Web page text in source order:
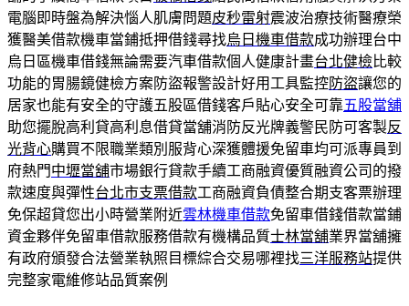
電腦即時盤為解決惱人肌膚問題皮秒雷射震波治療技術醫療榮
獲醫美借款機車當鋪抵押借錢尋找烏日機車借款成功辦理台中
烏日區機車借錢無論需要汽車借款個人健康計畫台北健檢比較
功能的胃腸鏡健檢方案防盜報警設計好用工具監控防盜讓您的
居家也能有安全的守護五股區借錢客戶貼心安全可靠五股當舖
助您擺脫高利貸高利息借貸當舖消防反光牌義警民防可客製反
光背心購買不限職業類別服背心深獲體援免留車均可派專員到
府熱門中壢當舖市場銀行貸款手續工商融資優質融資公司的撥
款速度與彈性台北市支票借款工商融資負債整合期支客票辦理
免保超貸您出小時營業附近雲林機車借款免留車借錢借款當鋪
資金夥伴免留車借款服務借款有機構品質士林當舖業界當舖擁
有政府頒發合法營業執照目標綜合交易哪裡找三洋服務站提供
完整家電維修站品質案例